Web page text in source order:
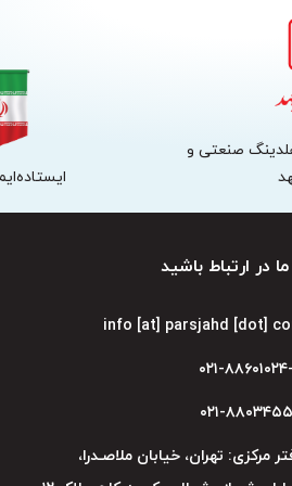
صنعتی و
ما در ارتباط باشید
info [at] parsjahd [dot]
۸۸۶۰۱۰۲۴-۸
۸۸۰۳۴۵۵۵
مرکزی: تهران، خیابان ملاصـدرا،